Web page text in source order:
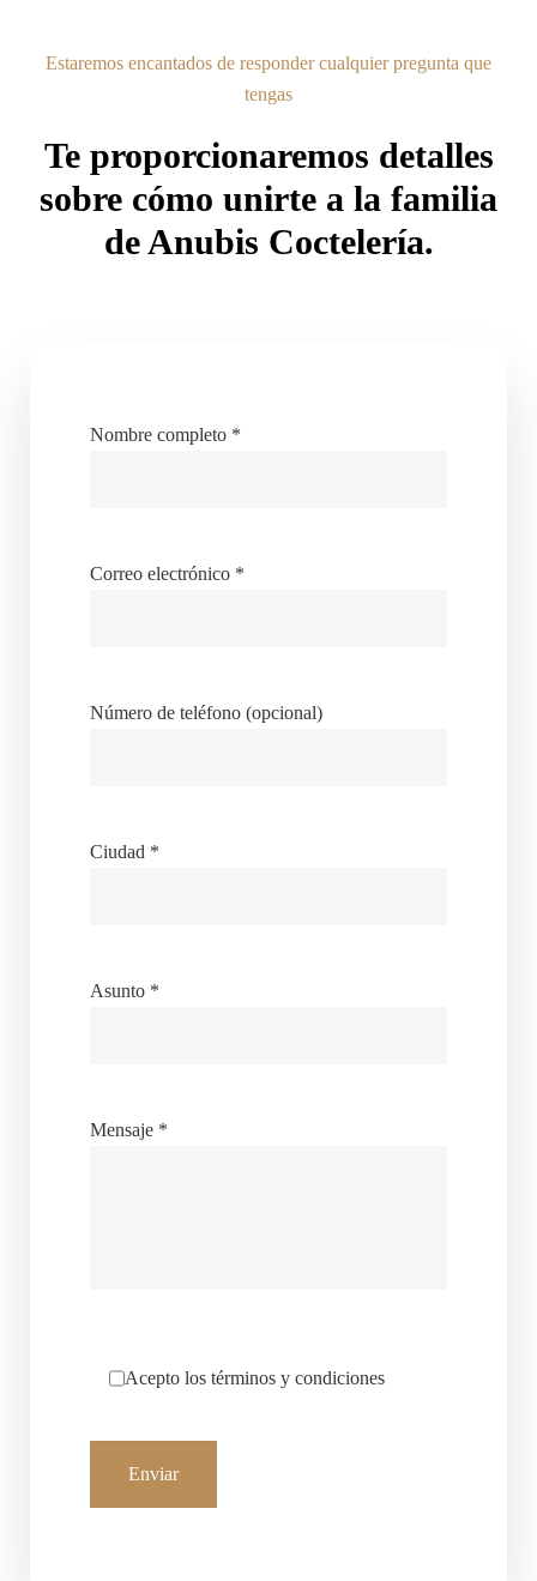
Estaremos encantados de responder cualquier pregunta que
tengas
Te proporcionaremos detalles
sobre cómo unirte a la familia
de Anubis Coctelería.
Nombre completo *
Correo electrónico *
Número de teléfono (opcional)
Ciudad *
Asunto *
Mensaje *
Acepto los términos y condiciones